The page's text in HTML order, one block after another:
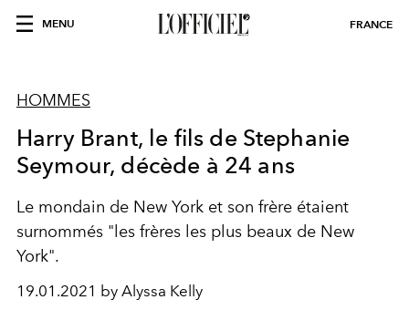
MENU FRANCE
HOMMES
Harry Brant, le fils de Stephanie
Seymour, décède à 24 ans
Le mondain de New York et son frère étaient
surnommés "les frères les plus beaux de New
York".
19.01.2021 by Alyssa Kelly